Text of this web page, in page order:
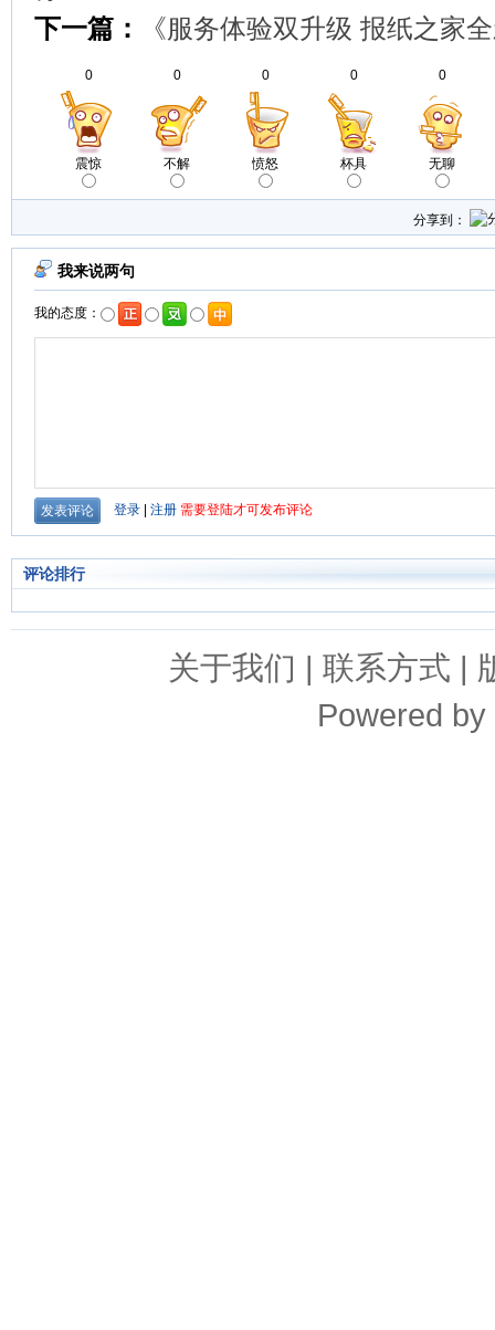
下一篇：
《服务体验双升级 报纸之家
0
震惊
0
不解
0
愤怒
0
杯具
0
无聊
分享到：
评论排行
关于我们 | 联系方式 |
Powered by